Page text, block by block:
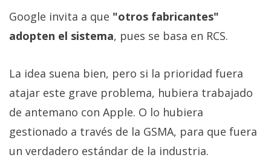
Google invita a que "otros fabricantes"
adopten el sistema, pues se basa en RCS.
La idea suena bien, pero si la prioridad fuera
atajar este grave problema, hubiera trabajado
de antemano con Apple. O lo hubiera
gestionado a través de la GSMA, para que fuera
un verdadero estándar de la industria.